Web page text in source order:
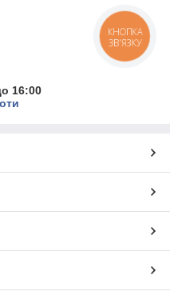
16:00
КНОПКА
ЗВ'ЯЗКУ